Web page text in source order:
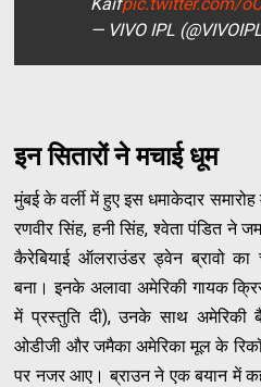
— VIVO IPL
इन सितारों ने मचाई धूम
मुंबई के वर्ली में हुए इस धमाकेदार
रणवीर सिंह, हनी सिंह, श्वेता पंडित ने
कैरेबियाई ऑलराउंडर ड्वेन ब्रावो
बना। इनके अलावा अमेरिकी गायक
में प्रस्तुति दी), उनके साथ
ओडीजी और जमैका अमेरिका मूल के
पर नजर आए। ब्राउन ने एक बयान में